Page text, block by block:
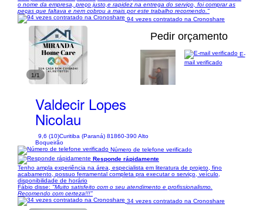
o nome da empresa, preço justo,e rapidez na entrega do serviço, foi comprar as
peças que faltava e nem cobrou a mais por este trabalho recomendo."
94 vezes contratado na Cronoshare
1/1
Pedir orçamento
Valdecir Lopes
Nicolau
9,6 (10)Curitiba (Paraná) 81860-390 Alto
Boqueirão
E-
mail verificado
Número de telefone verificado
Responde rápidamente
Tenho ampla experiência na área, especialista em literatura de projeto, fino
acabamento, possuo ferramental completa pra executar o serviço, veículo,
disponibilidade de horário
Fábio disse: "Muito satisfeito com o seu atendimento e profissionalismo.
Recomendo com certeza!!!"
34 vezes contratado na Cronoshare